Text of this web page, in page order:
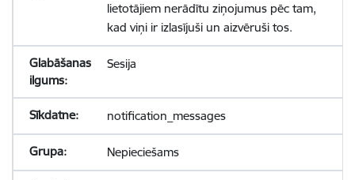
lietotājiem nerādītu ziņojumus pēc tam,
kad viņi ir izlasījuši un aizvēruši tos.
Sesija
notification_messages
Nepieciešams